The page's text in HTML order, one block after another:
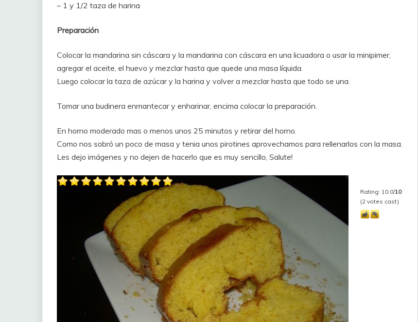
– 1 y 1/2 taza de harina
Preparación
Colocar la mandarina sin cáscara y la mandarina con cáscara en una licuadora o usar la minipimer,
agregar el aceite, el huevo y mezclar hasta que quede una masa líquida.
Luego colocar la taza de azúcar y la harina y volver a mezclar hasta que todo se una.
Tomar una budinera enmantecar y enharinar, encima colocar la preparación.
En horno moderado mas o menos unos 25 minutos y retirar del horno.
Como nos sobró un poco de masa y tenia unos pirotines aprovechamos para rellenarlos con la masa.
Les dejo imágenes y no dejen de hacerlo que es muy sencillo, Salute!
Rating: 10.0/10
(2 votes cast)